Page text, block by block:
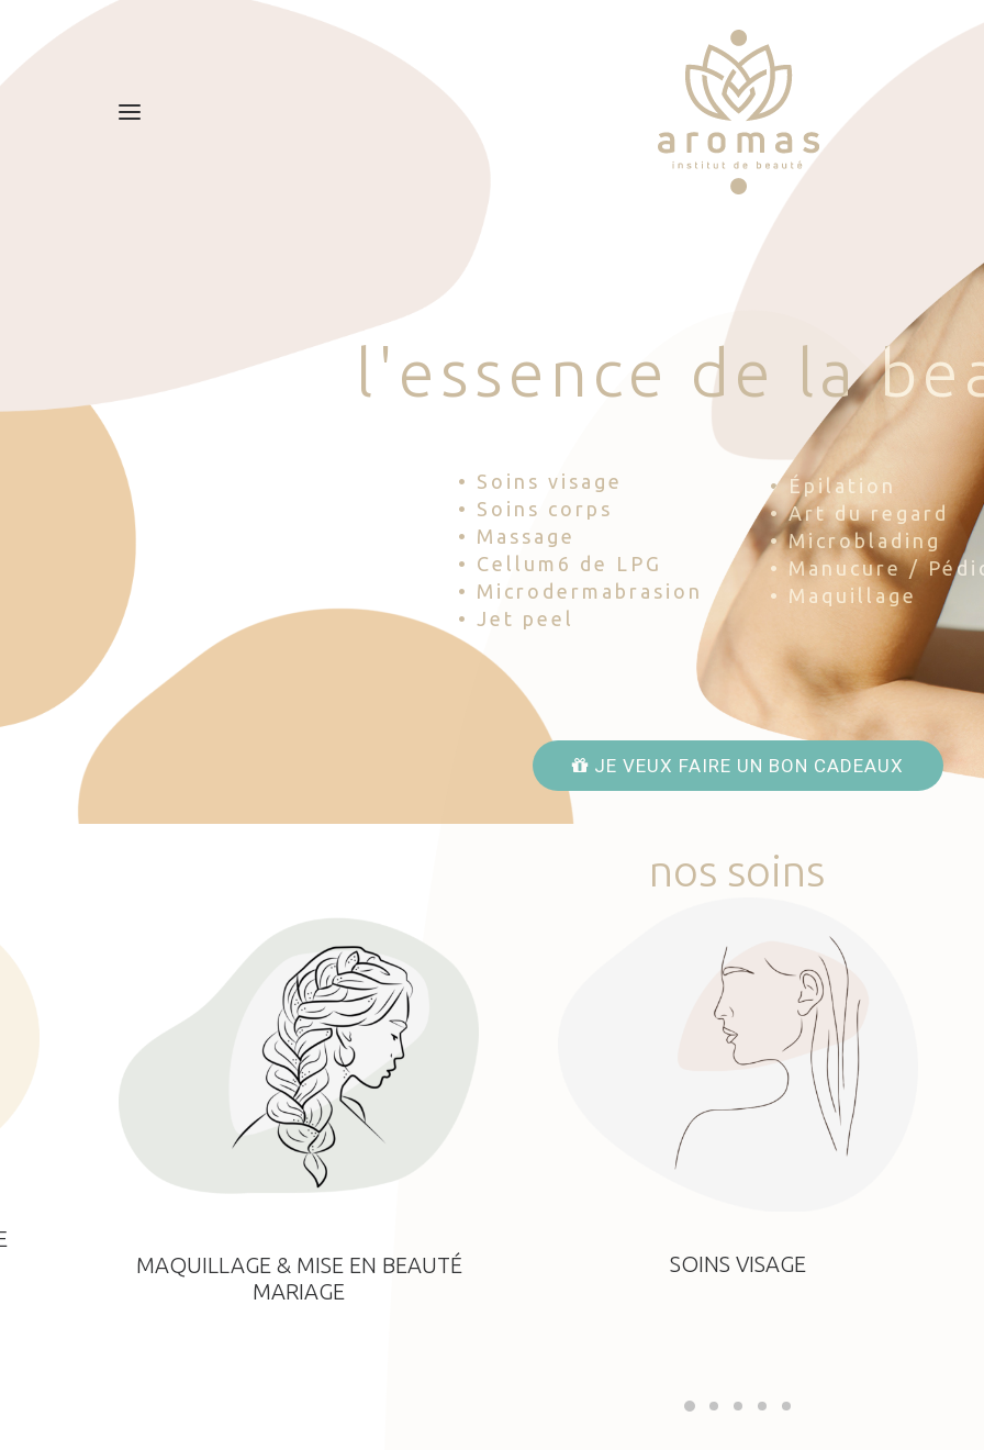
l 'esse nce d e la be
• Soins visage
• Soins corps
• Massage
• Cellum6 de LPG
• Microdermabrasion
• Jet peel
• Épilation
• Art du regard
• Microblading
• Manucure /
• Maquillage
JE VEUX FAIRE UN BON CADEAUX
nos soins
MAQUILLAGE & MISE EN BEAUTÉ
MARIAGE
SOINS VISAGE